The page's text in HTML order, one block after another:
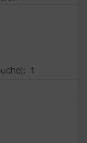
et
Royan
2027
1